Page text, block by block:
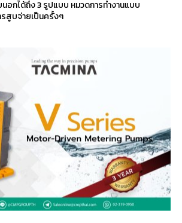
กได้ถึง 3 รูปแบบ หมวดการทำงานแบบ
สูบจ่ายเป็นครั้งๆ